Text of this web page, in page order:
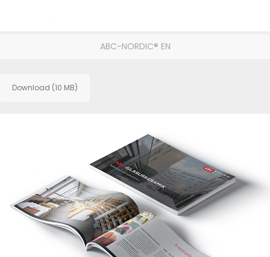
ABC-NORDIC® EN
Download (10 MB)